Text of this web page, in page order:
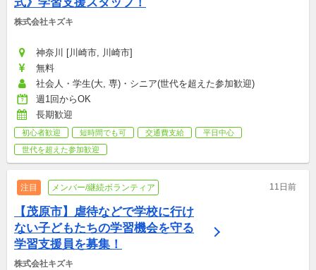
株式会社キズキ
神奈川 [川崎市, 川崎市]
無料
社会人・学生(大, 専)・シニア(世代を超えた参加歓迎)
週1回からOK
長期歓迎
初心者歓迎 短時間でも可 交通費支給
平日中心
世代を超えた参加歓迎
注目 メンバー/継続ボランティア 11日前
【茂原市】虐待などで学校に行け
ない子どもたちの学習機会を守る
学習支援員を募集！
株式会社キズキ